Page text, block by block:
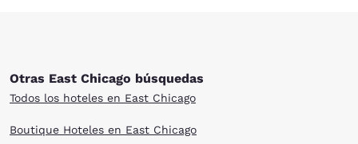
Otras East Chicago búsquedas
Todos los hoteles en East Chicago
Boutique Hoteles en East Chicago